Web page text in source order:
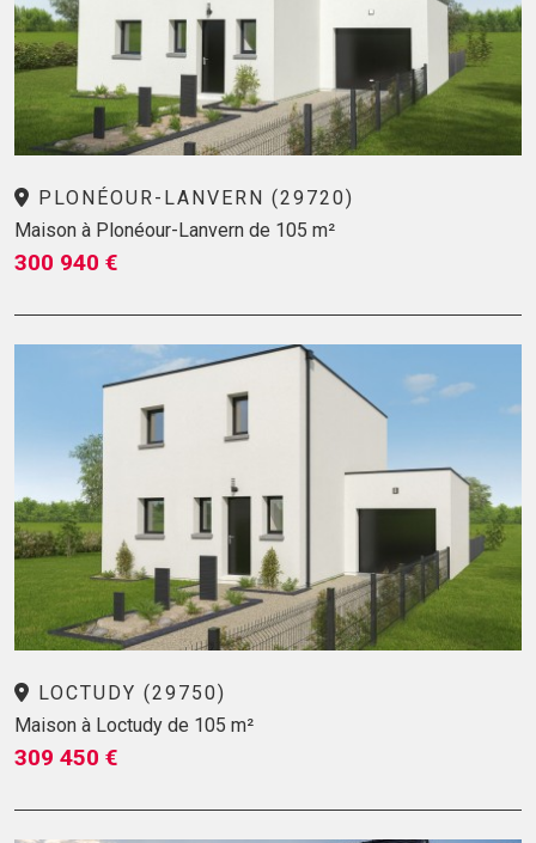
PLONÉOUR-LANVERN (29720)
Maison à Plonéour-Lanvern de 105 m²
300 940 €
LOCTUDY (29750)
Maison à Loctudy de 105 m²
309 450 €